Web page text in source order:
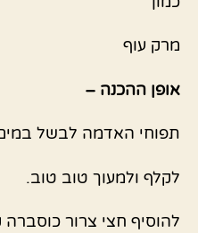
מרק עוף
אופן ההכנה –
תפוחי האדמה לבשל
לקלף ולמעוך טוב טוב.
להוסיף חצי צרור